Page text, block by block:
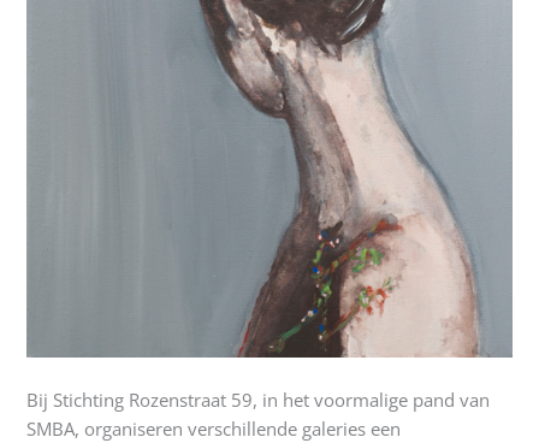
Bij Stichting Rozenstraat 59, in het voormalige pand van
SMBA, organiseren verschillende galeries een